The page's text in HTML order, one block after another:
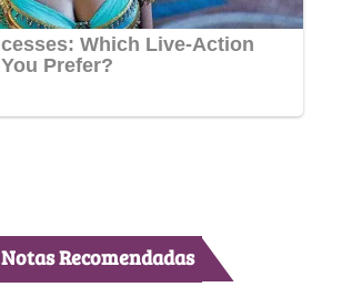
Notas Recomendadas